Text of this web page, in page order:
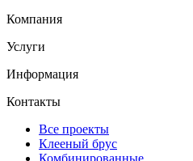
Компания
Услуги
Информация
Контакты
Все проекты
Клееный брус